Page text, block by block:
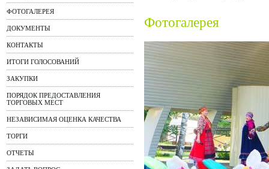
ФОТОГАЛЕРЕЯ
ДОКУМЕНТЫ
КОНТАКТЫ
ИТОГИ ГОЛОСОВАНИЙ
ЗАКУПКИ
ПОРЯДОК ПРЕДОСТАВЛЕНИЯ
ТОРГОВЫХ МЕСТ
НЕЗАВИСИМАЯ ОЦЕНКА КАЧЕСТВА
ТОРГИ
ОТЧЕТЫ
Фотогалерея